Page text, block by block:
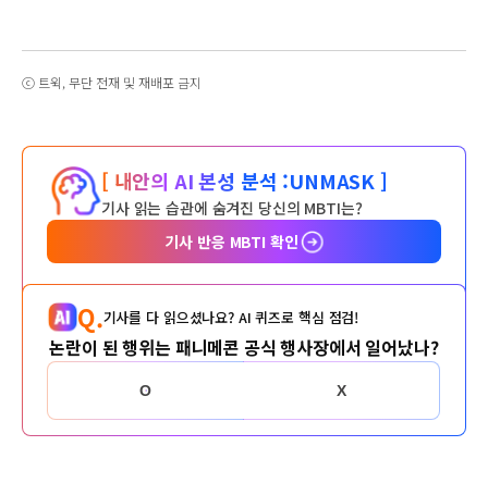
ⓒ 트윅, 무단 전재 및 재배포 금지
[ 내안의 AI 본성 분석 :UNMASK ]
기사 읽는 습관에 숨겨진 당신의 MBTI는?
기사 반응 MBTI 확인
Q.기사를 다 읽으셨나요? AI 퀴즈로 핵심 점검!
논란이 된 행위는 패니메콘 공식 행사장에서 일어났나?
O X